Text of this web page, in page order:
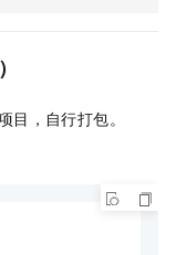
目，自行打包。